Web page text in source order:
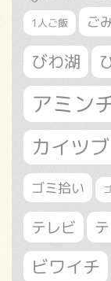
1人ご飯 ご
びわ湖
アミン
カイツ
ゴミ拾い
テレビ
ビワイチ